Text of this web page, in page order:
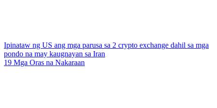
Ipinataw ng US ang mga parusa sa 2 crypto exchange dahil sa mga
pondo na may kaugnayan sa Iran
19 Mga Oras na Nakaraan